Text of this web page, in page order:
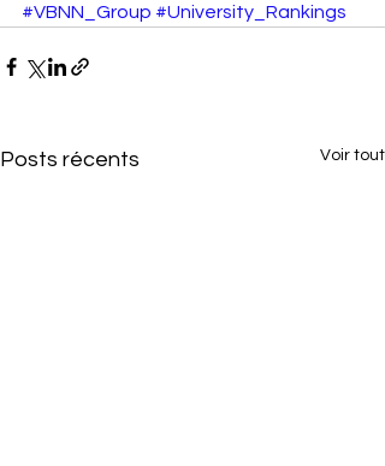
#VBNN_Group #University_Rankings
Posts récents Voir tout